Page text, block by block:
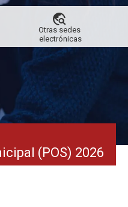
(POS) 2026
Otras sedes
electrónicas